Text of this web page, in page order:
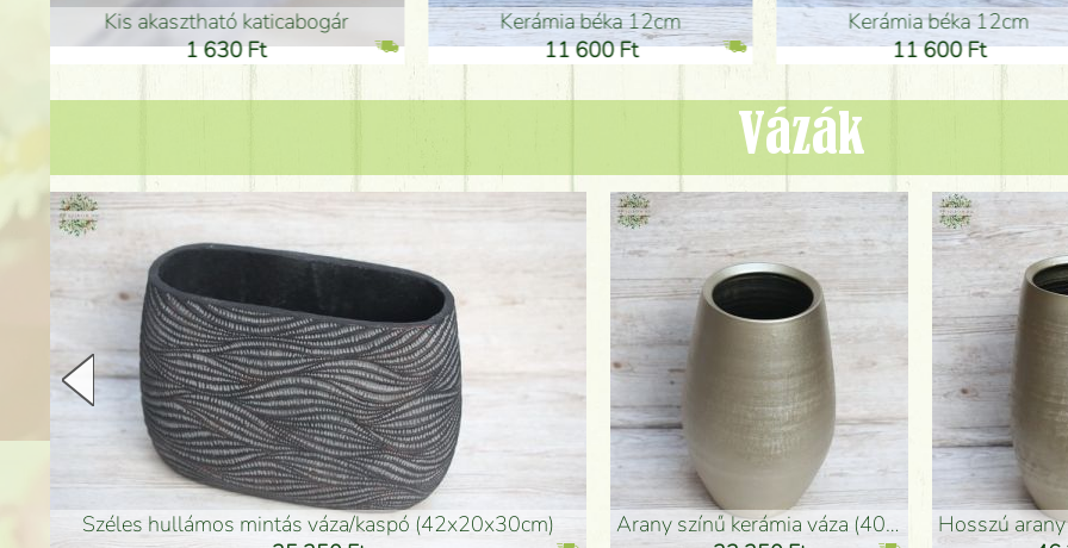
Kerámia béka 12cm
11 600 Ft
Kerámia béka 12cm
11 600 Ft
Kerámia béka 12cm
11 600 Ft
Vázák
arany színű kerámia váza (40x26cm)
hosszú arany színű padlóváza (50x29cm)
fekete design váza (15x20cm)